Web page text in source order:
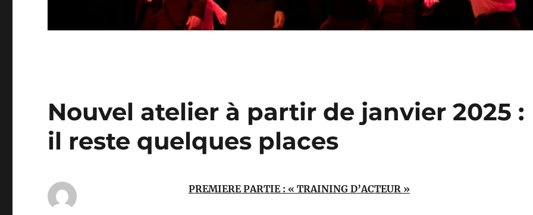
Nouvel atelier à partir de janvier 2025 :
il reste quelques places
PREMIERE PARTIE : « TRAINING D’ACTEUR »